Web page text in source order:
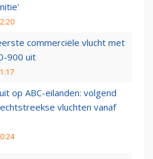
commerciële vlucht met
900 uit
op ABC-eilanden: volgend
vluchten vanaf